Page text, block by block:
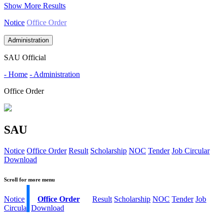
Show More Results
Notice Office Order
Administration
SAU Official
- Home - Administration
Office Order
SAU
Notice Office Order Result Scholarship NOC Tender Job Circular
Download
Scroll for more menu
Notice Office Order Result Scholarship NOC Tender Job
Circular Download